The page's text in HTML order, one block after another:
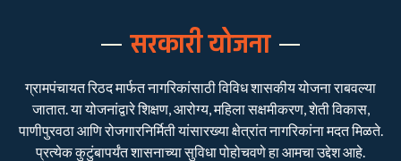
सरकारी योजना
ग्रामपंचायत रिठद मार्फत नागरिकांसाठी विविध शासकीय योजना राबवल्या
जातात. या योजनांद्वारे शिक्षण, आरोग्य, महिला सक्षमीकरण, शेती विकास,
पाणीपुरवठा आणि रोजगारनिर्मिती यांसारख्या क्षेत्रांत नागरिकांना मदत मिळते.
प्रत्येक कुटुंबापर्यंत शासनाच्या सुविधा पोहोचवणे हा आमचा उद्देश आहे.